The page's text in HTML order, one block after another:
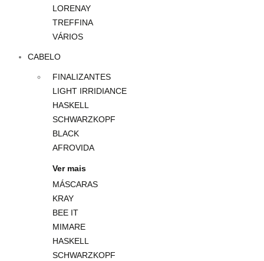
LORENAY
TREFFINA
VÁRIOS
CABELO
FINALIZANTES
LIGHT IRRIDIANCE
HASKELL
SCHWARZKOPF
BLACK
AFROVIDA
Ver mais
MÁSCARAS
KRAY
BEE IT
MIMARE
HASKELL
SCHWARZKOPF